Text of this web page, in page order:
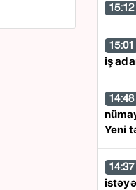
15:12
15:01
iş
14:48
Yeni
14:37